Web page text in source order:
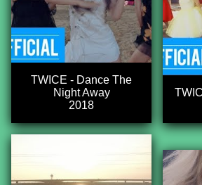
TWICE - Dance The
Night Away
2018